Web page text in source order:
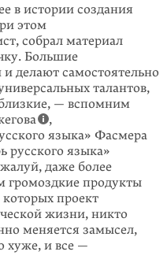
в истории создания
этом
собрал материал
Большие
делают самостоя­тельно
талантов,
— вспомним
,
языка» Фасмера
русского языка»
даже более
громоздкие продукты
проект
жизни, никто
меняется замысел,
хуже, и все —